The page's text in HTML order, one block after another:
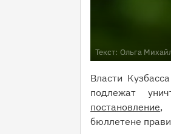
Текст: Ольга
Власти
подлежат
постановление,
бюллетене